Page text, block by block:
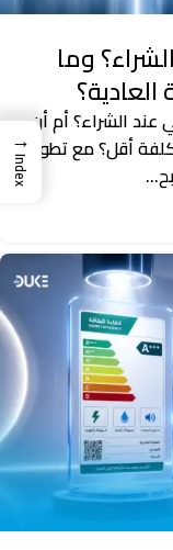
وما
الشراء؟ أم أن
أقل؟ مع تطور →
Index